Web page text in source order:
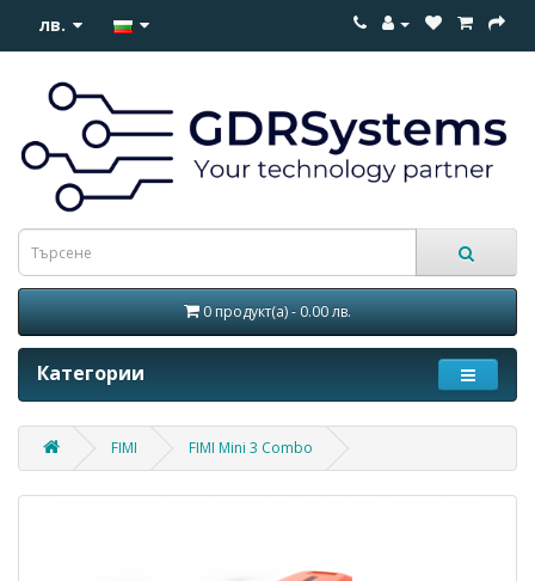
лв.
0 продукт(а) - 0.00 лв.
Категории
FIMI FIMI Mini 3 Combo